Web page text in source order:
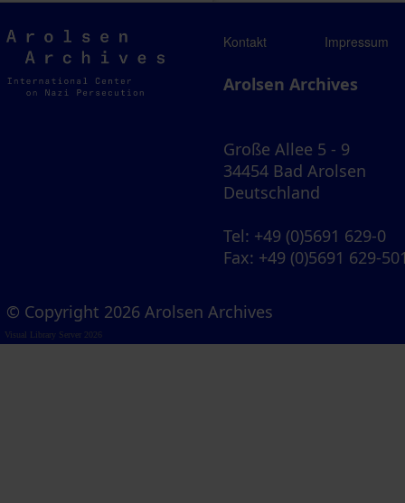
Arolsen
Archives
Kontakt Impressum
Arolsen Archives
Große Allee 5 - 9
34454 Bad Arolsen
Deutschland
Tel: +49 (0)5691 629-0
Fax: +49 (0)5691 629-
© Copyright 2026 Arolsen Archives
Visual Library Server 2026